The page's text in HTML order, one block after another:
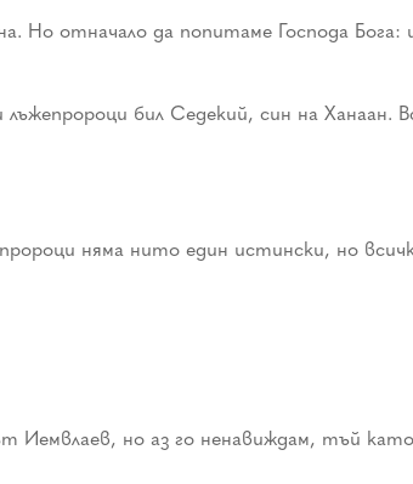
отначало да попитаме Господа Бога:
бил Седекий, син на Ханаан.
няма нито един истински, но
Иемвлаев, но аз го ненавиждам, тъй